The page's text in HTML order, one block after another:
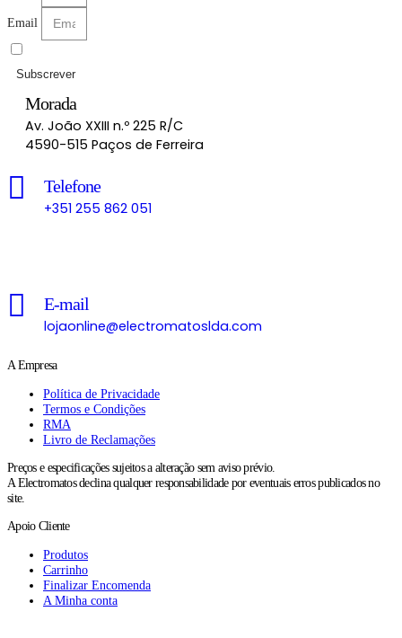
Email
Subscrever
Morada
Av. João XXIII n.º 225 R/C
4590-515 Paços de Ferreira
Telefone
+351 255 862 051
E-mail
lojaonline@electromatoslda.com
A Empresa
Política de Privacidade
Termos e Condições
RMA
Livro de Reclamações
Preços e especificações sujeitos a alteração sem aviso prévio.
A Electromatos declina qualquer responsabilidade por eventuais erros publicados no
site.
Apoio Cliente
Produtos
Carrinho
Finalizar Encomenda
A Minha conta